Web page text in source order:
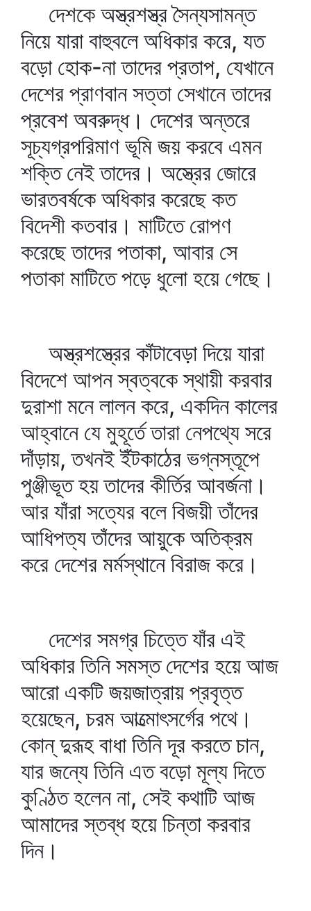
দেশকে অস্ত্রশস্ত্র সৈন্যসামন্ত
নিয়ে যারা বাহুবলে অধিকার করে, যত
বড়ো হোক-না তাদের প্রতাপ, যেখানে
দেশের প্রাণবান সত্তা সেখানে তাদের
প্রবেশ অবরুদ্ধ। দেশের অন্তরে
সূচ্যগ্রপরিমাণ ভূমি জয় করবে এমন
শক্তি নেই তাদের। অস্ত্রের জোরে
ভারতবর্ষকে অধিকার করেছে কত
বিদেশী কতবার। মাটিতে রোপণ
করেছে তাদের পতাকা, আবার সে
পতাকা মাটিতে পড়ে ধুলো হয়ে গেছে।
অস্ত্রশস্ত্রের কাঁটাবেড়া দিয়ে যারা
বিদেশে আপন স্বত্বকে স্থায়ী করবার
দুরাশা মনে লালন করে, একদিন কালের
আহ্বানে যে মুহূর্তে তারা নেপথ্যে সরে
দাঁড়ায়, তখনই ইঁটকাঠের ভগ্নস্তূপে
পুঞ্জীভূত হয় তাদের কীর্তির আবর্জনা।
আর যাঁরা সত্যের বলে বিজয়ী তাঁদের
আধিপত্য তাঁদের আয়ুকে অতিক্রম
করে দেশের মর্মস্থানে বিরাজ করে।
দেশের সমগ্র চিত্তে যাঁর এই
অধিকার তিনি সমস্ত দেশের হয়ে আজ
আরো একটি জয়জাত্রায় প্রবৃত্ত
হয়েছেন, চরম আত্মোৎসর্গের পথে।
কোন্‌ দুরূহ বাধা তিনি দূর করতে চান,
যার জন্যে তিনি এত বড়ো মূল্য দিতে
কুণ্ঠিত হলেন না, সেই কথাটি আজ
আমাদের স্তব্ধ হয়ে চিন্তা করবার
দিন।